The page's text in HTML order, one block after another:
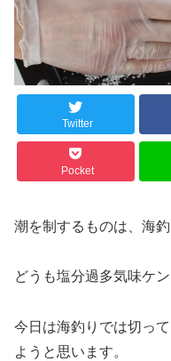
Twitter
Pocket
潮を制するものは、海
どうも塩分過多気味ケン
今日は海釣りでは切っ
ようと思います。